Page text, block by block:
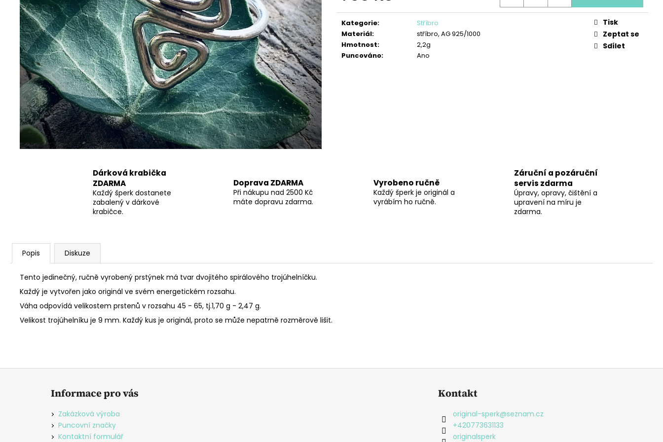
cena:
Kategorie:
Stříbro
Materiál:
stříbro, AG 925/1000
Hmotnost:
2,2g
Puncováno: Ano
Tisk
Zeptat se
Sdílet
Dárková krabička
ZDARMA
Každý šperk dostanete
zabalený v dárkové
krabičce.
Doprava ZDARMA
Při nákupu nad 2500 Kč
máte dopravu zdarma.
Vyrobeno ručně
Každý šperk je originál a
vyrábím ho ručně.
Záruční a pozáruční
servis zdarma
Úpravy, opravy, čištění a
upravení na míru je
zdarma.
Popis Diskuze
Tento jedinečný, ručně vyrobený prstýnek má tvar dvojitého spirálového trojúhelníčku.
Každý je vytvořen jako originál ve svém energetickém rozsahu.
Váha odpovídá velikostem prstenů v rozsahu 45 - 65, tj.1,70 g - 2,47 g.
Velikost trojúhelníku je 9 mm. Každý kus je originál, proto se může nepatrně rozměrově lišit.
ŘETÍZEK ANKR
350 Kč
PŘÍVĚŠEK SRDÍČKO FILIGRÁN
690 Kč
PŘÍVĚSEK ANDĚL LÁSKY
850 Kč
Z
Informace pro vás
Zakázková výroba
Puncovní značky
Kontaktní formulář
Kontakt
original-sperk@seznam.cz
+420773631133
originalsperk